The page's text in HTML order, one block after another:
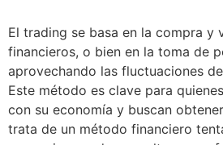
El trading se basa en la compra y
financieros, o bien en la toma de
aprovechando las fluctuaciones
Este método es clave para
con su economía y buscan
trata de un método financiero